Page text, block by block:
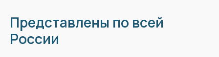
Представлены по всей
России